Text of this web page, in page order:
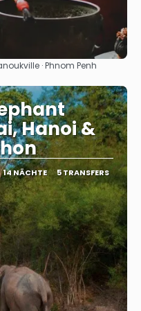
· Phnom Penh
Hanoi &
14 NÄCHTE 5 TRANSFERS